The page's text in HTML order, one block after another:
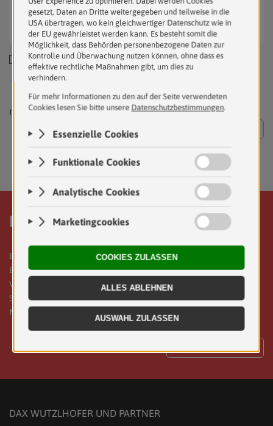
Ich erkläre mich damit einverstanden, dass die von mir
angegebenen personenbezogenen Daten automationsunterstützt
verarbeitet werden und akzeptiere die
mit * gekennzeichnete Felder sind Pflichtfelder
Karriere bei uns.
Bei Dax, Wutzlhofer und Partner steht das persönliche
Engagement für die Interessen unserer MandantInnen im
Vordergrund. Mit diesem Ziel vor Augen, suchen wir für unsere
Standorte im Burgenland, Wien und der Steiermark engagierte
MitarbeiterInnen.
DAX WUTZLHOFER UND PARTNER